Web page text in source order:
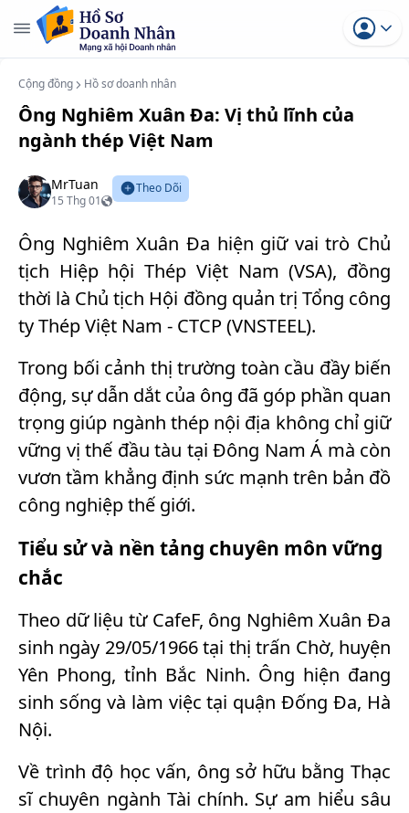
Cộng đồng Hồ sơ doanh nhân
Ông Nghiêm Xuân Đa: Vị thủ lĩnh của
ngành thép Việt Nam
MrTuan
15 Thg 01
Theo Dõi
Ông Nghiêm Xuân Đa hiện giữ vai trò Chủ
tịch Hiệp hội Thép Việt Nam (VSA), đồng
thời là Chủ tịch Hội đồng quản trị Tổng công
ty Thép Việt Nam - CTCP (VNSTEEL).
Trong bối cảnh thị trường toàn cầu đầy biến
động, sự dẫn dắt của ông đã góp phần quan
trọng giúp ngành thép nội địa không chỉ giữ
vững vị thế đầu tàu tại Đông Nam Á mà còn
vươn tầm khẳng định sức mạnh trên bản đồ
công nghiệp thế giới.
Tiểu sử và nền tảng chuyên môn vững
chắc
Theo dữ liệu từ CafeF, ông Nghiêm Xuân Đa
sinh ngày 29/05/1966 tại thị trấn Chờ, huyện
Yên Phong, tỉnh Bắc Ninh. Ông hiện đang
sinh sống và làm việc tại quận Đống Đa, Hà
Nội.
Về trình độ học vấn, ông sở hữu bằng Thạc
sĩ chuyên ngành Tài chính. Sự am hiểu sâu